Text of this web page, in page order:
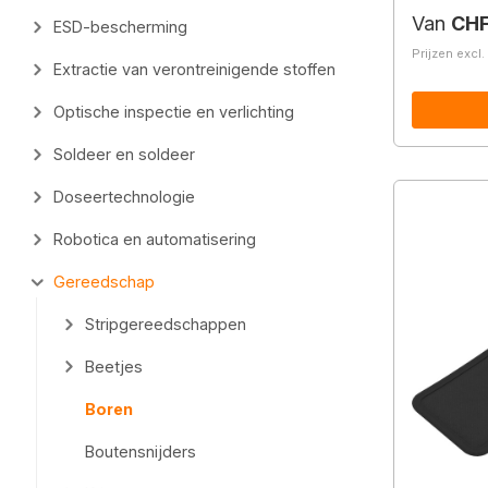
ESD-bescherming
Extractie van verontreinigende stoffen
Optische inspectie en verlichting
Soldeer en soldeer
Doseertechnologie
Robotica en automatisering
Gereedschap
Stripgereedschappen
Beetjes
Boren
Boutensnijders
Van
Prijzen